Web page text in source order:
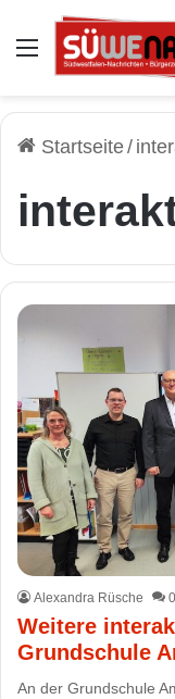
Auswahl
Startseite/
Alexandra Rüsche 0
Weitere
Grundschule
An der Grundschule